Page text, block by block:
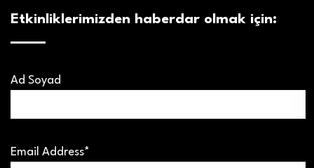
Etkinliklerimizden haberdar olmak için:
Ad Soyad
Email Address*